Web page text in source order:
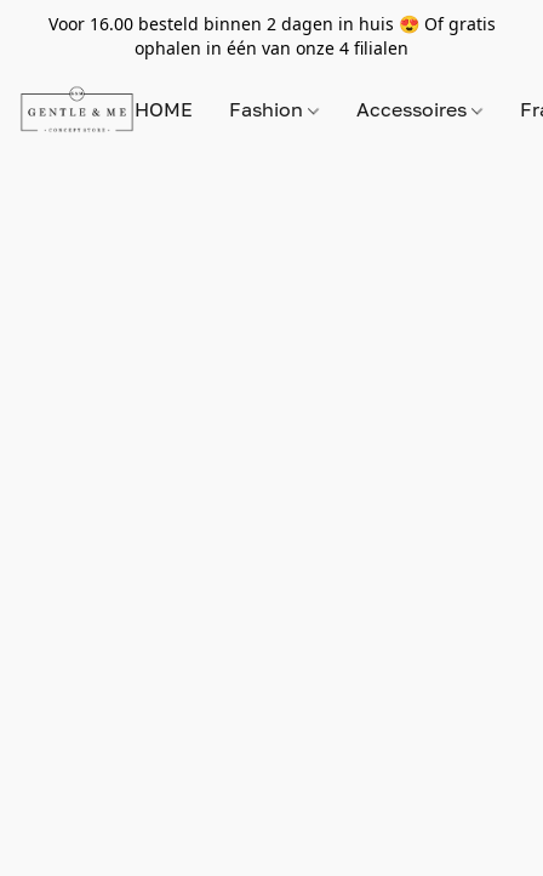
Voor 16.00 besteld binnen 2 dagen in huis 😍 Of gratis
ophalen in één van onze 4 filialen
HOME Fashion Accessoires